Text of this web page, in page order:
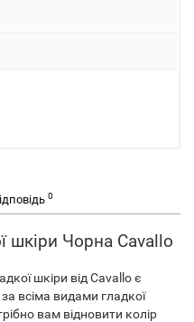
0
шкіри Чорна Cavallo
шкіри від Cavallo є
всіма видами гладкої
вам відновити колір